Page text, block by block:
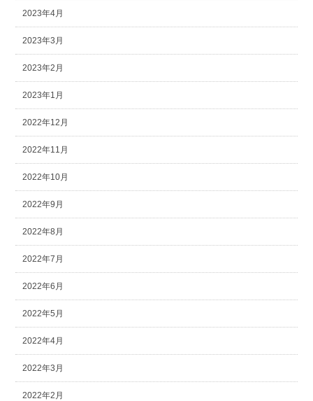
2023年4月
2023年3月
2023年2月
2023年1月
2022年12月
2022年11月
2022年10月
2022年9月
2022年8月
2022年7月
2022年6月
2022年5月
2022年4月
2022年3月
2022年2月